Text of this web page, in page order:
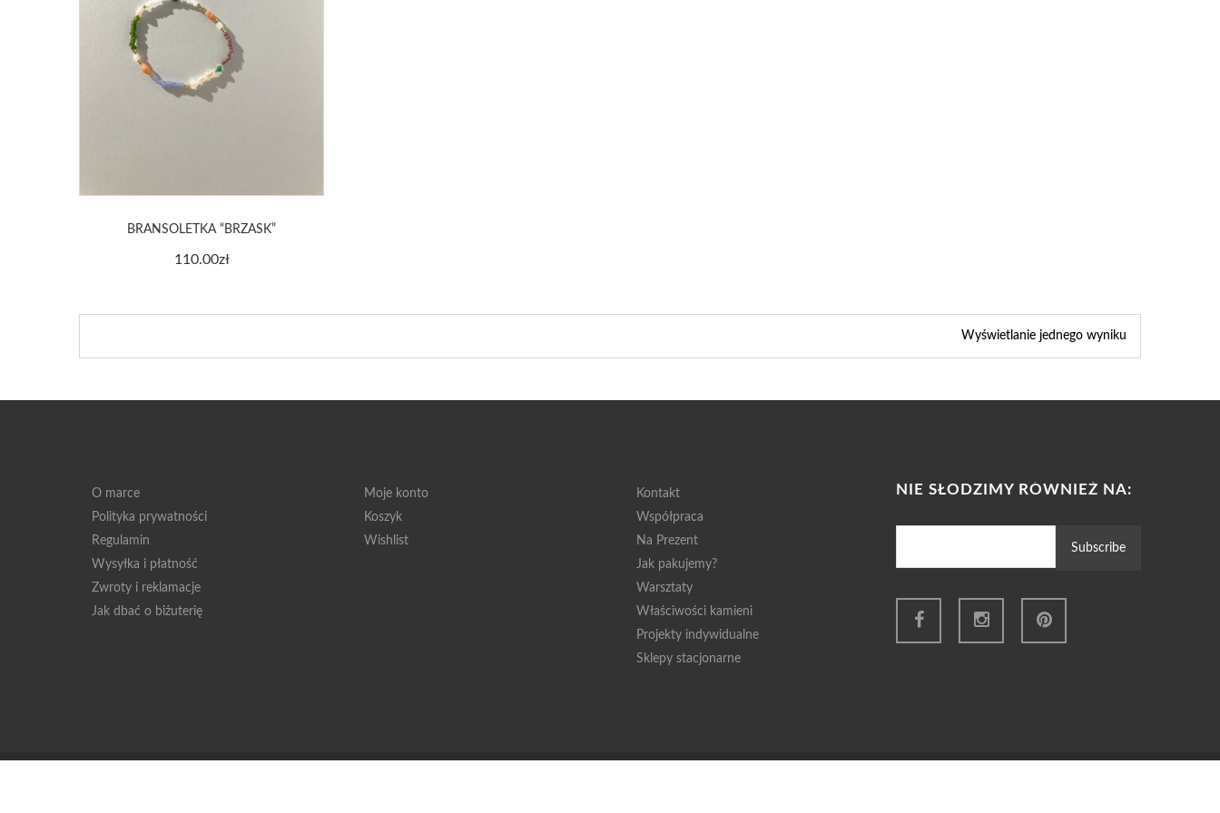
BRANSOLETKA “BRZASK”
110.00zł
Wyświetlanie jednego wyniku
O marce
Polityka prywatności
Regulamin
Wysyłka i płatność
Zwroty i reklamacje
Jak dbać o biżuterię
Moje konto
Koszyk
Wishlist
Kontakt
Współpraca
Na Prezent
Jak pakujemy?
Warsztaty
Właściwości kamieni
Projekty indywidualne
Sklepy stacjonarne
NIE SŁODZIMY RÓWNIEŻ NA: